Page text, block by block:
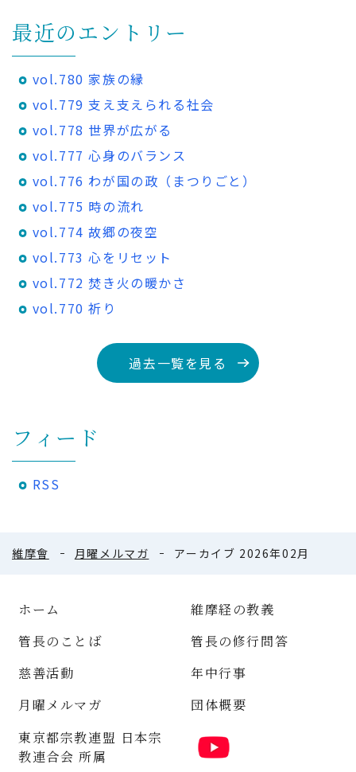
最近のエントリー
vol.780 家族の縁
vol.779 支え支えられる社会
vol.778 世界が広がる
vol.777 心身のバランス
vol.776 わが国の政（まつりごと）
vol.775 時の流れ
vol.774 故郷の夜空
vol.773 心をリセット
vol.772 焚き火の暖かさ
vol.770 祈り
過去一覧を見る
フィード
RSS
維摩會 月曜メルマガ アーカイブ 2026年02月
ホーム
維摩経の教義
管長のことば
管長の修行問答
慈善活動
年中行事
月曜メルマガ
団体概要
東京都宗教連盟 日本宗
教連合会 所属